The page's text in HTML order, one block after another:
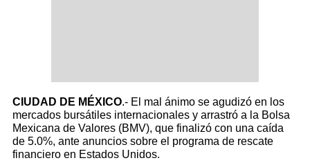
CIUDAD DE MÉXICO.- El mal ánimo se agudizó en los
mercados bursátiles internacionales y arrastró a la Bolsa
Mexicana de Valores (BMV), que finalizó con una caída
de 5.0%, ante anuncios sobre el programa de rescate
financiero en Estados Unidos.